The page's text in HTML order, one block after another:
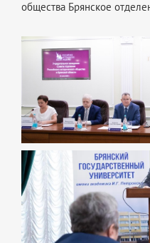
общества Брянское